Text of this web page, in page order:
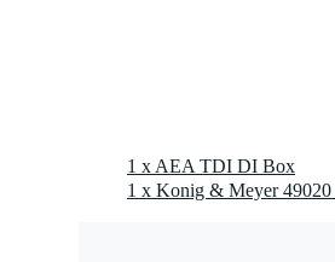
1 x AEA TDI DI Box
1 x Konig & Meyer 49020